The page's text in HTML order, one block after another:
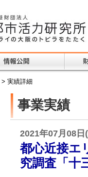
> 実績詳細
事業実績
2021年07月08日
都心近接エ
究調査「十